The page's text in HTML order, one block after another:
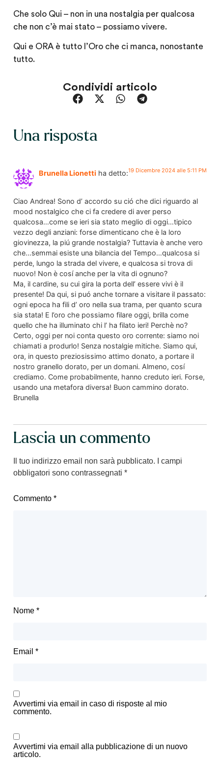
Che solo Qui – non in una nostalgia per qualcosa
che non c’è mai stato – possiamo vivere.
Qui e ORA è tutto l’Oro che ci manca, nonostante
tutto.
Condividi articolo
Una risposta
Brunella Lionetti ha detto:19 Dicembre 2024 alle 5:11 PM
Ciao Andrea! Sono d’ accordo su ció che dici riguardo al
mood nostalgico che ci fa credere di aver perso
qualcosa…come se ieri sia stato meglio di oggi…tipico
vezzo degli anziani: forse dimenticano che è la loro
giovinezza, la piú grande nostalgia? Tuttavia è anche vero
che…semmai esiste una bilancia del Tempo…qualcosa si
perde, lungo la strada del vivere, e qualcosa si trova di
nuovo! Non è cosí anche per la vita di ognuno?
Ma, il cardine, su cui gira la porta dell’ essere vivi è il
presente! Da qui, si puó anche tornare a visitare il passato:
ogni epoca ha fili d’ oro nella sua trama, per quanto scura
sia stata! E l’oro che possiamo filare oggi, brilla come
quello che ha illuminato chi l’ ha filato ieri! Perchè no?
Certo, oggi per noi conta questo oro corrente: siamo noi
chiamati a produrlo! Senza nostalgie mitiche. Siamo qui,
ora, in questo preziosissimo attimo donato, a portare il
nostro granello dorato, per un domani. Almeno, cosí
crediamo. Come probabilmente, hanno creduto ieri. Forse,
usando una metafora diversa! Buon cammino dorato.
Brunella
Lascia un commento
Il tuo indirizzo email non sarà pubblicato.
I campi
obbligatori sono contrassegnati *
Commento *
Nome *
Email *
Avvertimi via email in caso di risposte al mio
commento.
Avvertimi via email alla pubblicazione di un nuovo
articolo.